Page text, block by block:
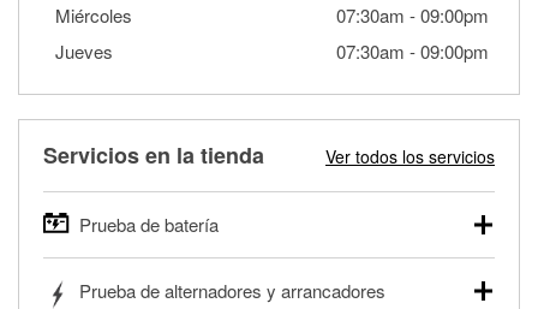
Miércoles
07:30am -09:00pm
Jueves
07:30am -09:00pm
Servicios en la tienda Ver todos los servicios
Prueba de batería
autos, camionetas, SUVs, vehículos comerciales y
Prueba de alternadores y arrancadores